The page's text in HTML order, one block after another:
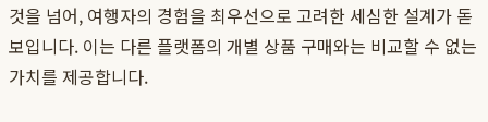
것을 넘어, 여행자의 경험을 최우선으로 고려한 세심한 설계가 돋
보입니다. 이는 다른 플랫폼의 개별 상품 구매와는 비교할 수 없는
가치를 제공합니다.